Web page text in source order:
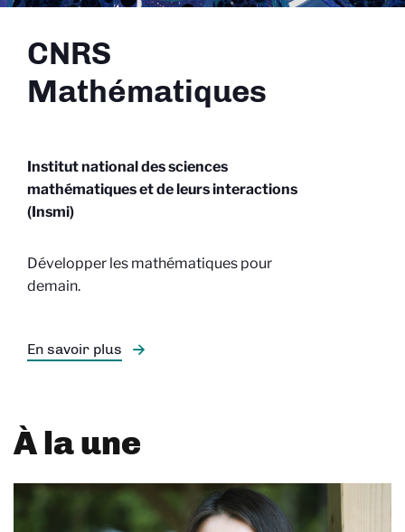
CNRS
Mathématiques
Institut national des sciences
mathématiques et de leurs interactions
(Insmi)
Développer les mathématiques pour
demain.
En savoir plus
À la une